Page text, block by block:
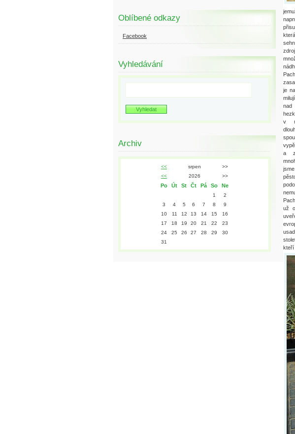
je
nad
v
a
už
kteří
Oblíbené odkazy
Facebook
Vyhledávání
Archiv
<< srpen
>>
<<
2026 >>
Po Út St Čt Pá So Ne
1
2
3
4 5 6 7 8
9
10
11 12 13 14 15
16
17
18 19 20 21 22
23
24
25 26 27 28 29
30
31